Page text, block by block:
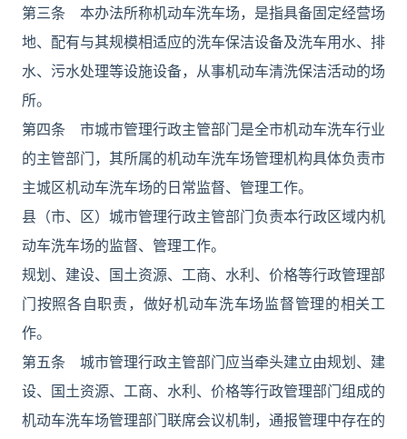
第三条 本办法所称机动车洗车场，是指具备固定经营场
地、配有与其规模相适应的洗车保洁设备及洗车用水、排
水、污水处理等设施设备，从事机动车清洗保洁活动的场
所。
第四条 市城市管理行政主管部门是全市机动车洗车行业
的主管部门，其所属的机动车洗车场管理机构具体负责市
主城区机动车洗车场的日常监督、管理工作。
县（市、区）城市管理行政主管部门负责本行政区域内机
动车洗车场的监督、管理工作。
规划、建设、国土资源、工商、水利、价格等行政管理部
门按照各自职责，做好机动车洗车场监督管理的相关工
作。
第五条 城市管理行政主管部门应当牵头建立由规划、建
设、国土资源、工商、水利、价格等行政管理部门组成的
机动车洗车场管理部门联席会议机制，通报管理中存在的